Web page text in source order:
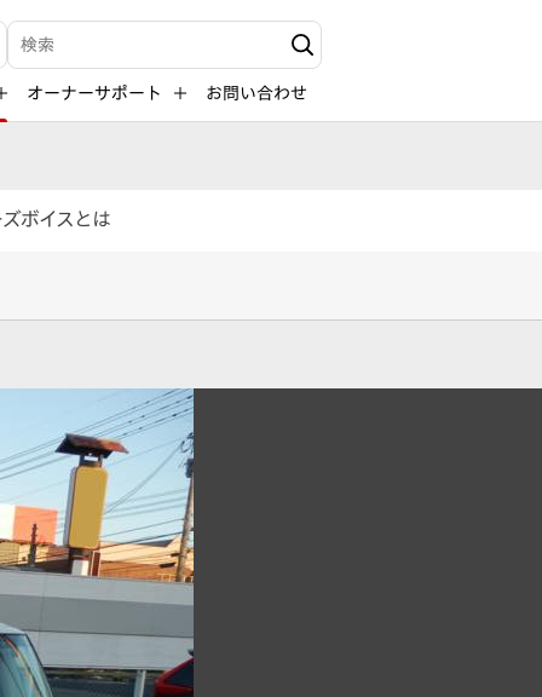
検索キーワード入力
オーナーサポート お問い合わせ
ボイスとは